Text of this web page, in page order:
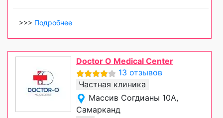
>>> Подробнее
Doctor O Medical Center
13 отзывов
Частная клиника
Массив Согдианы 10А,
Самарканд